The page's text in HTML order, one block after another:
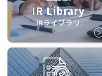
IR Library
IRライブラリ